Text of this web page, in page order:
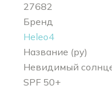
27682
Бренд
Heleo4
Название (ру)
Невидимый
SPF 50+